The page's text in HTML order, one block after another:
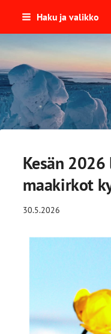
Siirry
Haku ja valikko
Kesän
maakirkot
30.5.2026